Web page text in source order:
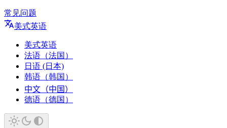
常见问题
美式英语
美式英语
法语（法国）
日语 (日本)
韩语（韩国）
中文（中国）
德语（德国）